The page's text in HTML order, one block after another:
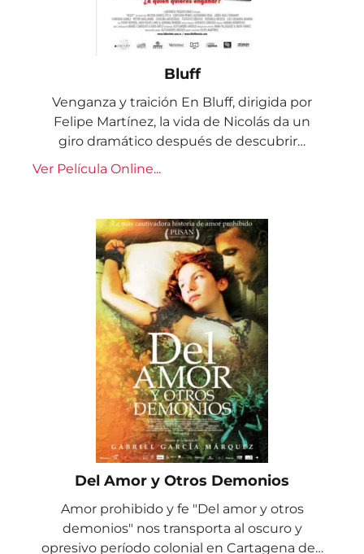
Bluff
Venganza y traición En Bluff, dirigida por
Felipe Martínez, la vida de Nicolás da un
giro dramático después de descubrir…
Ver Película Online...
Del Amor y Otros Demonios
Amor prohibido y fe "Del amor y otros
demonios" nos transporta al oscuro y
opresivo período colonial en Cartagena de…